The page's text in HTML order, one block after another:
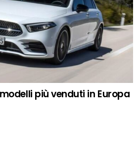
più venduti in Europa